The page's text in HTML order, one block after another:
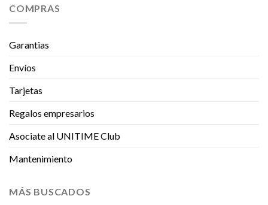
COMPRAS
Garantias
Envíos
Tarjetas
Regalos empresarios
Asociate al UNITIME Club
Mantenimiento
MÁS BUSCADOS